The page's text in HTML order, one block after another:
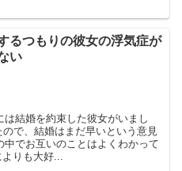
るつもりの彼女の浮気症が
い
結婚を約束した彼女がいまし
で、結婚はまだ早いという意見
でお互いのことはよくわかって
りも大好...